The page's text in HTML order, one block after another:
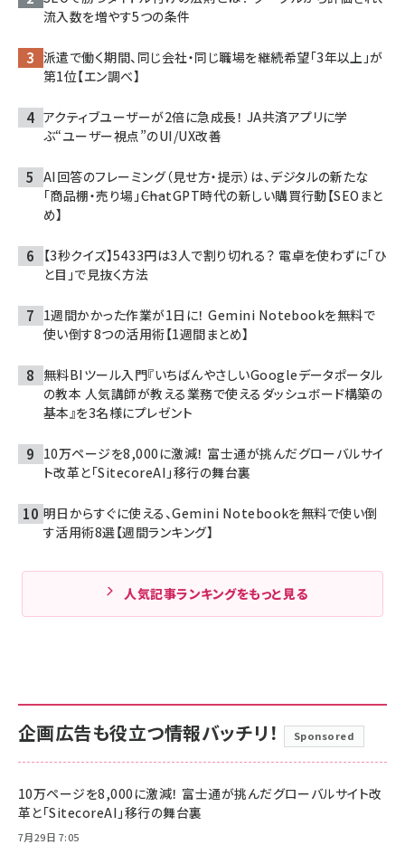
流入数を増やす5つの条件
派遣で働く期間、同じ会社・同じ職場を継続希望「3年以上」が
第1位【エン調べ】
アクティブユーザーが2倍に急成長！ JA共済アプリに学
ぶ“ユーザー視点”のUI/UX改善
AI回答のフレーミング（見せ方・提示）は、デジタルの新たな
「商品棚・売り場」――ChatGPT時代の新しい購買行動【SEOまと
め】
【3秒クイズ】5433円は3人で割り切れる？ 電卓を使わずに「ひ
と目」で見抜く方法
1週間かかった作業が1日に！ Gemini Notebookを無料で
使い倒す8つの活用術【1週間まとめ】
無料BIツール入門『いちばんやさしいGoogleデータポータル
の教本 人気講師が教える業務で使えるダッシュボード構築の
基本』を3名様にプレゼント
10万ページを8,000に激減！ 富士通が挑んだグローバルサイ
ト改革と「SitecoreAI」移行の舞台裏
明日からすぐに使える、Gemini Notebookを無料で使い倒
す活用術8選【週間ランキング】
人気記事ランキングをもっと見る
企画広告も役立つ情報バッチリ！ Sponsored
10万ページを8,000に激減！ 富士通が挑んだグローバルサイト改
革と「SitecoreAI」移行の舞台裏
7月29日 7:05